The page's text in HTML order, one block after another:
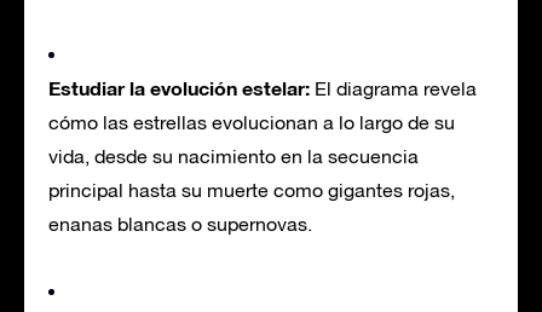
Estudiar la evolución estelar: El diagrama revela
cómo las estrellas evolucionan a lo largo de su
vida, desde su nacimiento en la secuencia
principal hasta su muerte como gigantes rojas,
enanas blancas o supernovas.